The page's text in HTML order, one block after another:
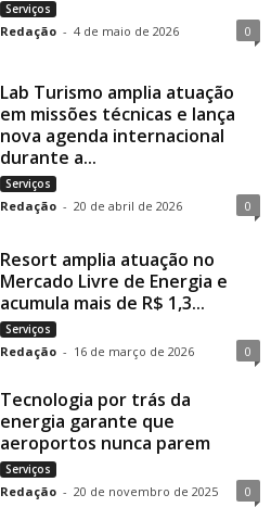
Serviços
Redação - 4 de maio de 2026 0
Lab Turismo amplia atuação
em missões técnicas e lança
nova agenda internacional
durante a...
Serviços
Redação - 20 de abril de 2026 0
Resort amplia atuação no
Mercado Livre de Energia e
acumula mais de R$ 1,3...
Serviços
Redação - 16 de março de 2026 0
Tecnologia por trás da
energia garante que
aeroportos nunca parem
Serviços
Redação - 20 de novembro de 2025 0